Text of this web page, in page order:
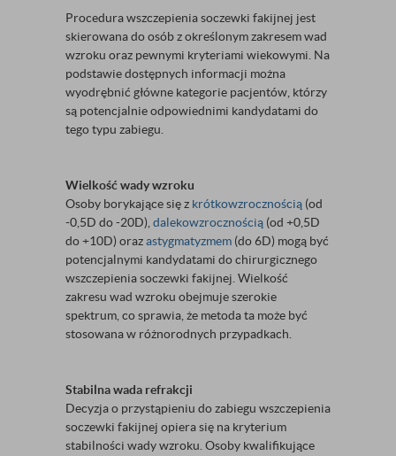
Procedura wszczepienia soczewki fakijnej jest
skierowana do osób z określonym zakresem wad
wzroku oraz pewnymi kryteriami wiekowymi. Na
podstawie dostępnych informacji można
wyodrębnić główne kategorie pacjentów, którzy
są potencjalnie odpowiednimi kandydatami do
tego typu zabiegu.
Wielkość wady wzroku
Osoby borykające się z krótkowzrocznością (od
-0,5D do -20D), dalekowzrocznością (od +0,5D
do +10D) orazastygmatyzmem (do 6D) mogą być
potencjalnymi kandydatami do chirurgicznego
wszczepienia soczewki fakijnej. Wielkość
zakresu wad wzroku obejmuje szerokie
spektrum, co sprawia, że metoda ta może być
stosowana w różnorodnych przypadkach.
Stabilna wada refrakcji
Decyzja o przystąpieniu do zabiegu wszczepienia
soczewki fakijnej opiera się na kryterium
stabilności wady wzroku. Osoby kwalifikujące